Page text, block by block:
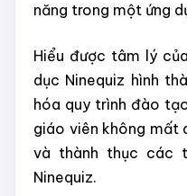
năng trong một ứng
Hiểu được tâm lý
dục Ninequiz hình
hóa quy trình đào
giáo viên không mất
và thành thục các
Ninequiz.